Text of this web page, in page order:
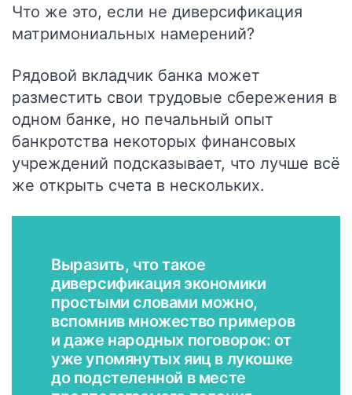
Что же это, если не диверсификация
матримониальных намерений?
Рядовой вкладчик банка может
разместить свои трудовые сбережения в
одном банке, но печальный опыт
банкротства некоторых финансовых
учреждений подсказывает, что лучше всё
же открыть счета в нескольких.
Выразить, что такое
диверсификация экономики
простыми словами можно,
вспомнив множество примеров
и даже народных поговорок: от
уже упомянутых яиц в лукошке
до подстеленной в месте